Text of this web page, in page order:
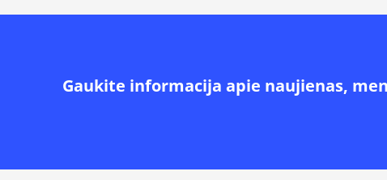
Gaukite informacija apie naujienas,